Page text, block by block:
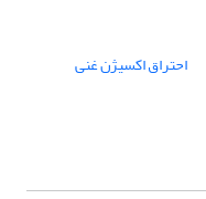
احتراق اکسیژن غنی